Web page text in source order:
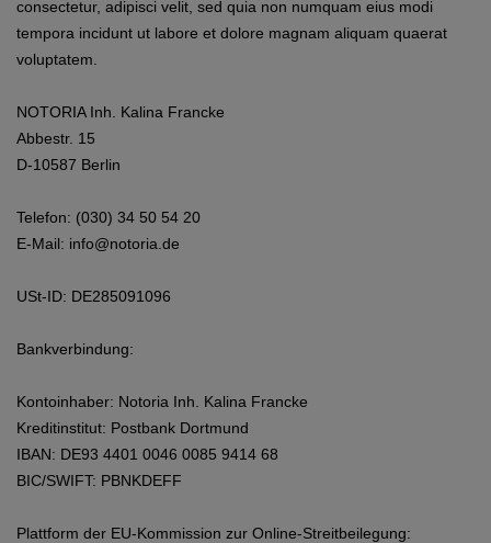
consectetur, adipisci velit, sed quia non numquam eius modi
tempora incidunt ut labore et dolore magnam aliquam quaerat
voluptatem.
NOTORIA Inh. Kalina Francke
Abbestr. 15
D-10587 Berlin
Telefon: (030) 34 50 54 20
E-Mail: info@notoria.de
USt-ID: DE285091096
Bankverbindung:
Kontoinhaber: Notoria Inh. Kalina Francke
Kreditinstitut: Postbank Dortmund
IBAN: DE93 4401 0046 0085 9414 68
BIC/SWIFT: PBNKDEFF
Plattform der EU-Kommission zur Online-Streitbeilegung: